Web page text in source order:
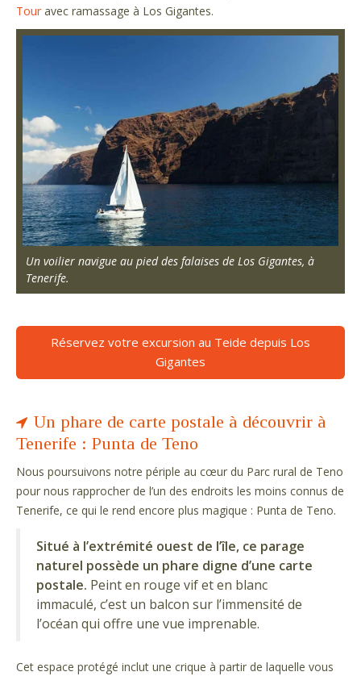
Tour avec ramassage à Los Gigantes.
Un voilier navigue au pied des falaises de Los Gigantes, à
Tenerife.
Réservez votre excursion au Teide depuis Los
Gigantes
Un phare de carte postale à découvrir à
Tenerife : Punta de Teno
Nous poursuivons notre périple au cœur du Parc rural de Teno
pour nous rapprocher de l’un des endroits les moins connus de
Tenerife, ce qui le rend encore plus magique : Punta de Teno.
Situé à l’extrémité ouest de l’île, ce parage
naturel possède un phare digne d’une carte
postale. Peint en rouge vif et en blanc
immaculé, c’est un balcon sur l’immensité de
l’océan qui offre une vue imprenable.
Cet espace protégé inclut une crique à partir de laquelle vous